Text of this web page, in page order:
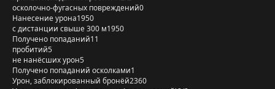
осколочно-фугасных повреждений0
Нанесение урона1950
с дистанции свыше 300 м1950
Получено попаданий11
пробитий5
не нанёсших урон5
Получено попаданий осколками1
Урон, заблокированный бронёй2360